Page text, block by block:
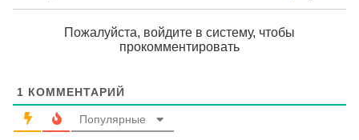
Пожалуйста, войдите в систему, чтобы
прокомментировать
1 КОММЕНТАРИЙ
Популярные